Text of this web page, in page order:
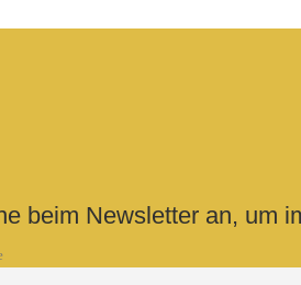
beim Newsletter an, um